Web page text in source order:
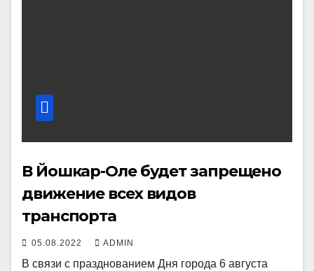
В Йошкар-Оле будет запрещено
движение всех видов
транспорта
05.08.2022 ADMIN
В связи с празднованием Дня города 6 августа